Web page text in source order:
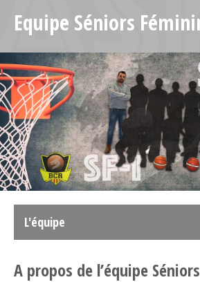
Equipe Séniors
L'équipe
A propos de l’équipe